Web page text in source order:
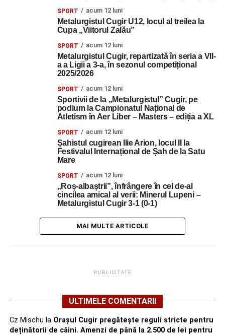
SPORT acum 12 luni
Metalurgistul Cugir U12, locul al treilea la
Cupa „Viitorul Zalău”
SPORT acum 12 luni
Metalurgistul Cugir, repartizată în seria a VII-
a a Ligii a 3-a, în sezonul competițional
2025/2026
SPORT acum 12 luni
Sportivii de la „Metalurgistul” Cugir, pe
podium la Campionatul Național de
Atletism în Aer Liber – Masters – ediția a XL
SPORT acum 12 luni
Șahistul cugirean Ilie Arion, locul II la
Festivalul Internațional de Șah de la Satu
Mare
SPORT acum 12 luni
„Roș-albaștrii”, înfrângere în cel de-al
cincilea amical al verii: Minerul Lupeni –
Metalurgistul Cugir 3-1 (0-1)
MAI MULTE ARTICOLE
PUBLICITATE
ULTIMELE COMENTARII
Cz Mischu la Orașul Cugir pregătește reguli stricte pentru
deținătorii de câini. Amenzi de până la 2.500 de lei pentru